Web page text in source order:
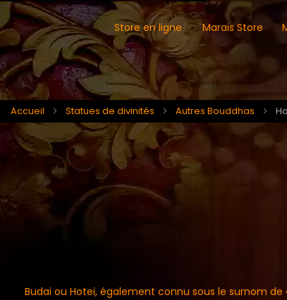
Store en ligne Marais Store
Accueil Statues de divinités Autres Bouddhas
Budai ou Hotei, également connu sous le surnom de